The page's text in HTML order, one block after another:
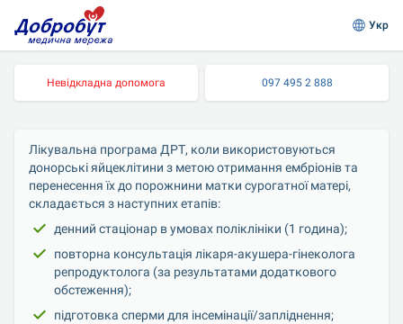
Укр
Невідкладна допомога 097 495 2 888
Лікувальна програма ДРТ, коли використовуються
донорські яйцеклітини з метою отримання ембріонів та
перенесення їх до порожнини матки сурогатної матері,
складається з наступних етапів:
денний стаціонар в умовах поліклініки (1 година);
повторна консультація лікаря-акушера-гінеколога
репродуктолога (за результатами додаткового
обстеження);
підготовка сперми для інсемінації/запліднення;